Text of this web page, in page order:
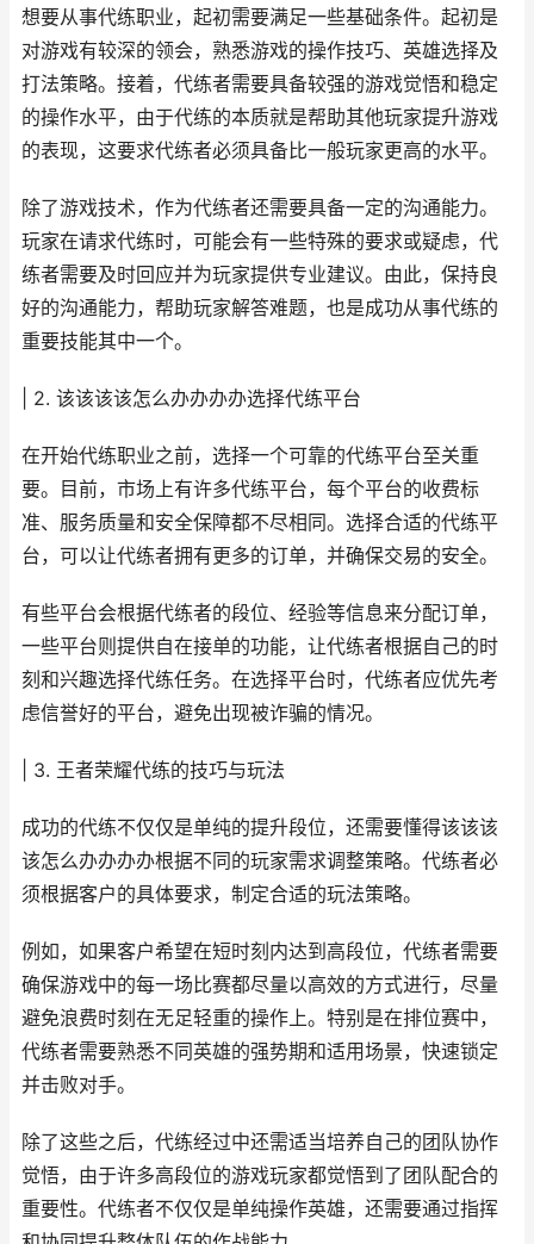
想要从事代练职业，起初需要满足一些基础条件。起初是
对游戏有较深的领会，熟悉游戏的操作技巧、英雄选择及
打法策略。接着，代练者需要具备较强的游戏觉悟和稳定
的操作水平，由于代练的本质就是帮助其他玩家提升游戏
的表现，这要求代练者必须具备比一般玩家更高的水平。
除了游戏技术，作为代练者还需要具备一定的沟通能力。
玩家在请求代练时，可能会有一些特殊的要求或疑虑，代
练者需要及时回应并为玩家提供专业建议。由此，保持良
好的沟通能力，帮助玩家解答难题，也是成功从事代练的
重要技能其中一个。
| 2. 该该该该怎么办办办办选择代练平台
在开始代练职业之前，选择一个可靠的代练平台至关重
要。目前，市场上有许多代练平台，每个平台的收费标
准、服务质量和安全保障都不尽相同。选择合适的代练平
台，可以让代练者拥有更多的订单，并确保交易的安全。
有些平台会根据代练者的段位、经验等信息来分配订单，
一些平台则提供自在接单的功能，让代练者根据自己的时
刻和兴趣选择代练任务。在选择平台时，代练者应优先考
虑信誉好的平台，避免出现被诈骗的情况。
| 3. 王者荣耀代练的技巧与玩法
成功的代练不仅仅是单纯的提升段位，还需要懂得该该该
该怎么办办办办根据不同的玩家需求调整策略。代练者必
须根据客户的具体要求，制定合适的玩法策略。
例如，如果客户希望在短时刻内达到高段位，代练者需要
确保游戏中的每一场比赛都尽量以高效的方式进行，尽量
避免浪费时刻在无足轻重的操作上。特别是在排位赛中，
代练者需要熟悉不同英雄的强势期和适用场景，快速锁定
并击败对手。
除了这些之后，代练经过中还需适当培养自己的团队协作
觉悟，由于许多高段位的游戏玩家都觉悟到了团队配合的
重要性。代练者不仅仅是单纯操作英雄，还需要通过指挥